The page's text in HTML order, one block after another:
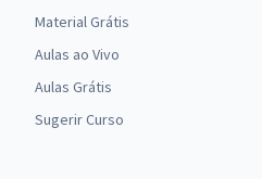
Material Grátis
Aulas ao Vivo
Aulas Grátis
Sugerir Curso